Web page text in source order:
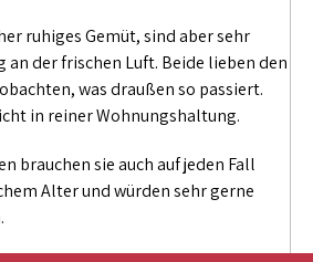
ruhiges Gemüt, sind aber sehr
an der frischen Luft. Beide lieben den
was draußen so passiert.
in reiner Wohnungshaltung.
brauchen sie auch auf jeden Fall
Alter und würden sehr gerne